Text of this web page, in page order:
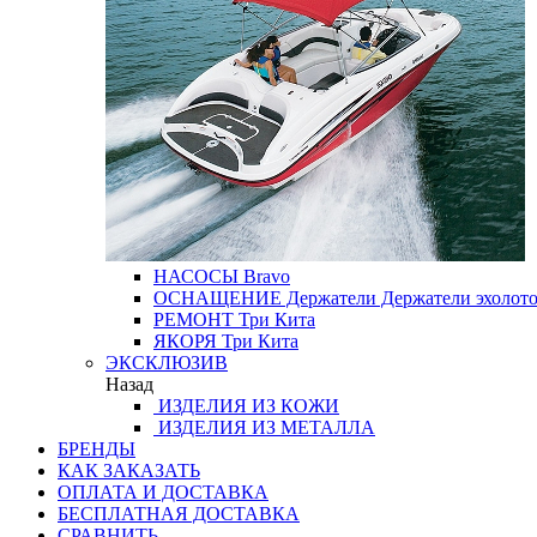
НАСОСЫ Bravo
ОСНАЩЕНИЕ Держатели Держатели
РЕМОНТ Три Кита
ЯКОРЯ Три Кита
ЭКСКЛЮЗИВ
Назад
ИЗДЕЛИЯ ИЗ КОЖИ
ИЗДЕЛИЯ ИЗ МЕТАЛЛА
БРЕНДЫ
КАК ЗАКАЗАТЬ
ОПЛАТА И ДОСТАВКА
БЕСПЛАТНАЯ ДОСТАВКА